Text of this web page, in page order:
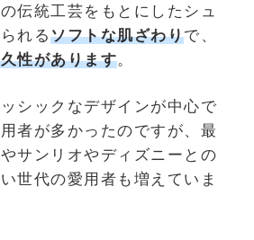
伝統工芸をもとにしたシュ
れるソフトな肌ざわりで、
性があります。
シックなデザインが中心で
者が多かったのですが、最
サンリオやディズニーとの
世代の愛用者も増えていま